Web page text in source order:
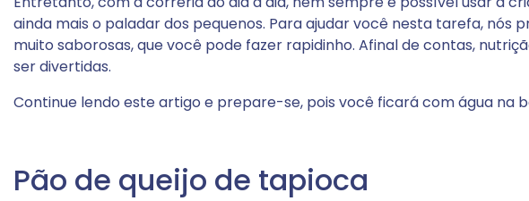
ainda mais o paladar dos pequenos. Para ajudar você nesta tarefa, nós
muito saborosas, que você pode fazer rapidinho. Afinal de contas,
ser divertidas.
Continue lendo este artigo e prepare-se, pois você ficará com água na
Pão de queijo de tapioca